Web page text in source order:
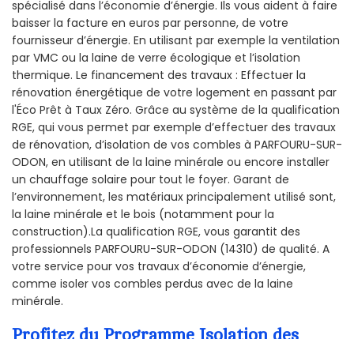
spécialisé dans l’économie d’énergie. Ils vous aident à faire
baisser la facture en euros par personne, de votre
fournisseur d’énergie. En utilisant par exemple la ventilation
par VMC ou la laine de verre écologique et l’isolation
thermique. Le financement des travaux : Effectuer la
rénovation énergétique de votre logement en passant par
l'Éco Prêt à Taux Zéro. Grâce au système de la qualification
RGE, qui vous permet par exemple d’effectuer des travaux
de rénovation, d’isolation de vos combles à PARFOURU-SUR-
ODON, en utilisant de la laine minérale ou encore installer
un chauffage solaire pour tout le foyer. Garant de
l’environnement, les matériaux principalement utilisé sont,
la laine minérale et le bois (notamment pour la
construction).La qualification RGE, vous garantit des
professionnels PARFOURU-SUR-ODON (14310) de qualité. A
votre service pour vos travaux d’économie d’énergie,
comme isoler vos combles perdus avec de la laine
minérale.